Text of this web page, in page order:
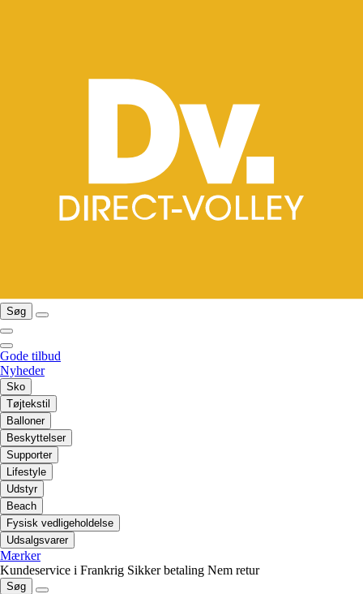
Søg
Gode tilbud
Nyheder
Sko
Tøjtekstil
Balloner
Beskyttelser
Supporter
Lifestyle
Udstyr
Beach
Fysisk vedligeholdelse
Udsalgsvarer
Mærker
Kundeservice i Frankrig Sikker betaling Nem retur
Søg